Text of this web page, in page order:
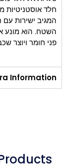
המגיב ישירות עם
השטח. הוא מונע
פני חומר ויוצר
Information